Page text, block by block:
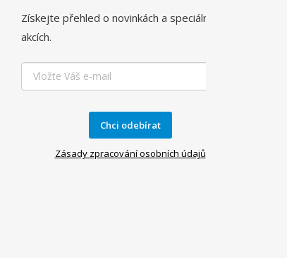
Získejte přehled o novinkách a speciálních
akcích.
Chci odebírat
Zásady zpracování osobních údajů